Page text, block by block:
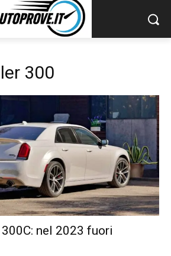
300
nel 2023 fuori